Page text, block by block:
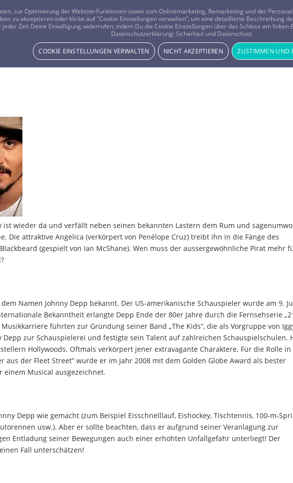
Beratung Horoskope
ist wieder da und verfällt neben seinen bekannten Lastern dem Rum und
Die attraktive Angelica (verkörpert von Penélope Cruz) treibt ihn in die Fänge des
(gespielt von Ian McShane). Wen muss der aussergewöhnliche Pirat mehr
Namen Johnny Depp bekannt. Der US-amerikanische Schauspieler wurde am 9.
Bekanntheit erlangte Depp Ende der 80er Jahre durch die Fernsehserie
führten zur Gründung seiner Band „The Kids“, die als Vorgruppe von
zur Schauspielerei und festigte sein Talent auf zahlreichen Schauspielschulen.
Hollywoods. Oftmals verkörpert jener extravagante Charaktere. Für die Rolle in
aus der Fleet Street” wurde er im Jahr 2008 mit dem Golden Globe Award als bester
Musical ausgezeichnet.
Depp wie gemacht (zum Beispiel Eisschnelllauf, Eishockey, Tischtennis, 100-m-
usw.). Aber er sollte beachten, dass er aufgrund seiner Veranlagung zur
Entladung seiner Bewegungen auch einer erhöhten Unfallgefahr unterliegt! Der
Fall unterschätzen!
zur Optimierung der Website-Funktionen sowie zum Onlinemarketing, Remarketing und der
zu akzeptieren oder klicke auf "Cookie Einstellungen verwalten“, um eine detaillierte Beschreibung
Zeit Deine Einwilligung widerrufen, indem Du die Cookie Einstellungen über das Schloss am
Datenschutzerklärung: Sicherheit und Datenschutz
COOKIE EINSTELLUNGEN VERWALTEN NICHT AKZEPTIEREN ZUSTIMMEN UND